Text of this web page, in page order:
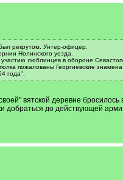
рекрутом. Унтер-офицер.
Нолинского уезда.
люблинцев в обороне
пожалованы Георгиевские
года".
вятской деревне
до действующей